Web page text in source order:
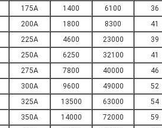
175A 1400 6100
36
200A 1800 8300
41
225A 4600 23000 39
250A 6250 32100
41
275A 7800 40000
46
300A 9600 49000
52
325A 13500 63000
54
350A 14000 72000
59